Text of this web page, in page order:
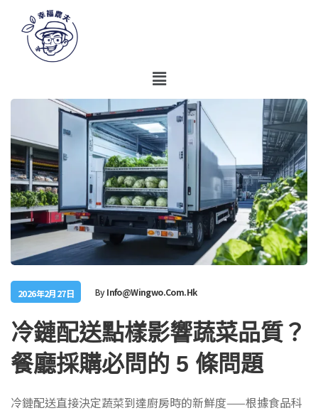
2026年2月27日 ByInfo@wingwo.com.hk
冷鏈配送點樣影響蔬菜品質？
餐廳採購必問的 5 條問題
冷鏈配送直接決定蔬菜到達廚房時的新鮮度——根據食品科